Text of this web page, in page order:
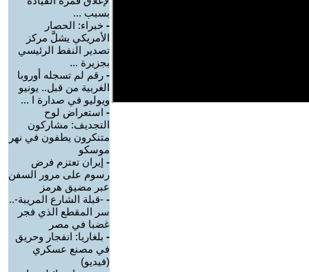
بسبب ...
- خبراء: الحصار
الأمريكي يشلَّ مركز
تصدير النفط الرئيسي
بجزيرة ...
- رقم لم تسجله أوروبا
الغربية من قبل.. يونيو
ويوليو في صدارة ا ...
- استعراض لوح
التجديف: مشاركون
متنكرون يطفون في نهر
موسكو
- إيران تعتزم فرض
رسوم على مرور السفن
عبر مضيق هرمز
- -قبلة الشارع المريبة-..
سر المقطع الذي فجر
غضبا في مصر
- بلغاريا: انفجار وحريق
في مصنع عسكري
(فيديو)